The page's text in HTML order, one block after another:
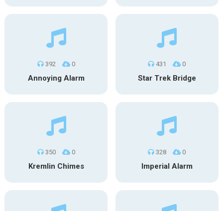
392 0
Annoying Alarm
431 0
Star Trek Bridge
350 0
Kremlin Chimes
328 0
Imperial Alarm